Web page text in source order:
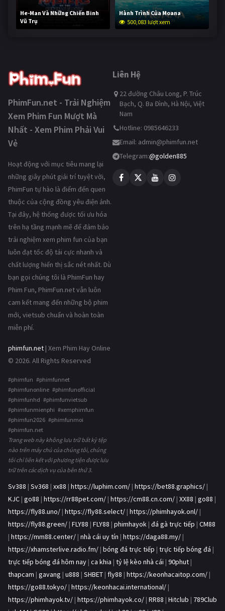
He-Man Và Những Chiến Binh
Vũ Trụ
249,623 lượt xem
Hành Trình Của Moana
500,083 lượt xem
PhimFun.net - Trải Nghiệm
Xem Phim Fun Mượt Mà
Nhất - Xem Phim Phải Vui
Vẻ
Hoạt động với mục tiêu mang lại
những giây phút giải trí tuyệt vời,
PhimFun tự hào là điểm đến quen
thuộc của cộng đồng yêu điện ảnh.
Tại đây, hệ thống được tối ưu hóa
trên hạ tầng mạnh mẽ để đảm bảo
trải nghiệm xem phim fun của bạn
luôn đạt tốc độ tải cực nhanh và
chất lượng hiển thị sắc nét nhất. Dù
bạn gọi chúng tôi là PhimFun hay
Phim Fun, PhimFun.net vẫn luôn
cam kết mang đến những bộ phim
mới, vietsub chuẩn và hoàn toàn
miễn phí.
phimfun.net | Xem Phim Hay Online
© 2026. All Rights Reserved
#phimfun #phimfunnet
#phimfunonline #phimfunofficial
#phimfunhd #phimfunvietsub
#phimfunmienphi #xemphimfun
#phimfun2026 #phimfunmoi
#phimfun.net
Trang web này không lưu trữ bất kỳ tệp
nào trên máy chủ của chúng tôi, chúng
tôi chỉ liên kết với phương tiện được lưu
trữ trên các dịch vụ của bên thứ 3.
Liên Hệ
22 đường Châu Long, P. Trúc
Bạch, Q. Ba Đình, Hà Nội, Việt
Nam
Hotline: 0985646233
Email: admin@phimfun.net
Telegram:@golden885
Sv388 | Sv368 | xx88 | https://luphim.com/ | https://bet88.graphics/ |
KJC | go88 | https://rr88pet.com/ | https://cm88.cn.com/ | XX88 | go88 |
https://fly88.uno/ | https://fly88.select/ | https://phimhayok.onl/ |
https://fly88.green/ | FLY88 | FLY88 | phimhayok | đá gà trực tiếp | CM88
| https://mm88.center/ | nhà cái uy tín | https://daga88.my/ |
https://xhamsterlive.radio.fm/ | bóng đá trực tiếp | trực tiếp bóng đá |
trực tiếp bóng đá hôm nay | ca khia | tỷ lệ kèo nhà cái | 90phut |
thapcam | gavang | u888 | SHBET | fly88 | https://keonhacaitop.com/ |
https://go88.tokyo/ | https://keonhacai.international/ |
https://phimhayok.tv/ | https://phimhayok.co/ | RR88 | Hitclub | 789Club